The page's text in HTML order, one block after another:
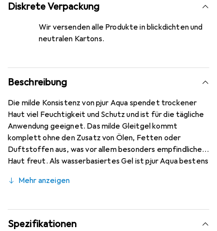
Diskrete Verpackung
Wir versenden alle Produkte in blickdichten und
neutralen Kartons.
Beschreibung
Die milde Konsistenz von pjur Aqua spendet trockener
Haut viel Feuchtigkeit und Schutz und ist für die tägliche
Anwendung geeignet. Das milde Gleitgel kommt
komplett ohne den Zusatz von Ölen, Fetten oder
Duftstoffen aus, was vor allem besonders empfindliche
Haut freut. Als wasserbasiertes Gel ist pjur Aqua bestens
selbstverständlich auch sicher in der Anwendung mit
Mehr anzeigen
Spezifikationen